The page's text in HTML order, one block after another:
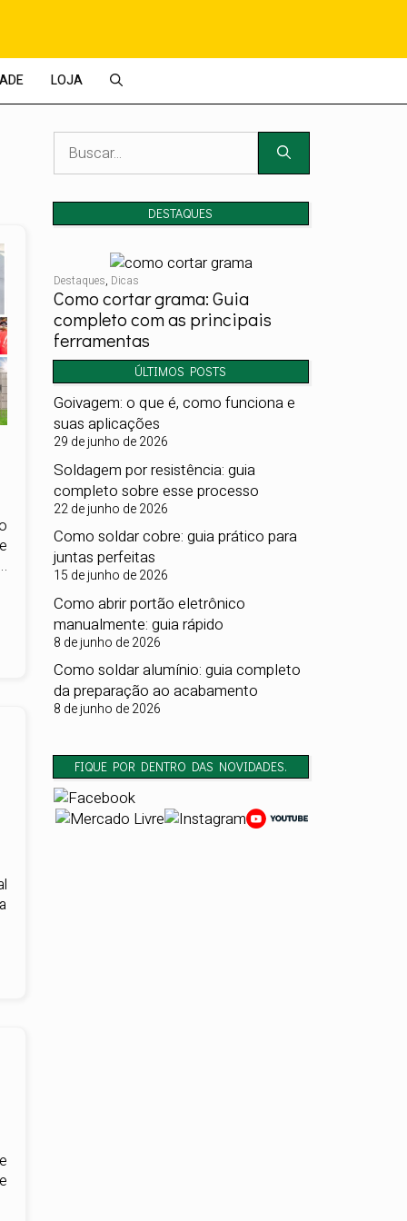
LOJA
Pesquisar
por:
DESTAQUES
Como cortar grama: Guia
completo com as principais
ferramentas
Destaques, Dicas
ÚLTIMOS POSTS
Goivagem: o que é, como funciona e
suas aplicações
29 de junho de 2026
Soldagem por resistência: guia
completo sobre esse processo
22 de junho de 2026
Como soldar cobre: guia prático para
juntas perfeitas
15 de junho de 2026
Como abrir portão eletrônico
manualmente: guia rápido
8 de junho de 2026
Como soldar alumínio: guia completo
da preparação ao acabamento
8 de junho de 2026
FIQUE POR DENTRO DAS NOVIDADES.